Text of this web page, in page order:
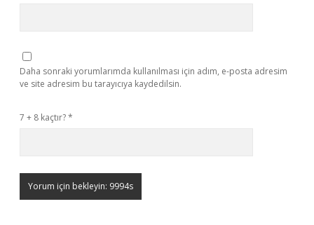
Daha sonraki yorumlarımda kullanılması için adım, e-posta adresim
ve site adresim bu tarayıcıya kaydedilsin.
7 + 8 kaçtır?*